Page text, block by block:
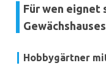
Für wen eignet
Hobbygärtner